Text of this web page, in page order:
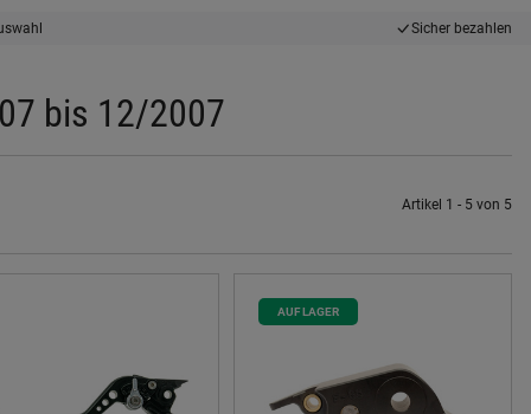
Sicher bezahlen
bis 12/2007
Artikel 1 - 5 von 5
AUF LAGER